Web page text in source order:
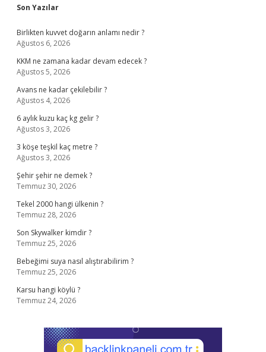
Sidebar
Son Yazılar
Birlikten kuvvet doğarın anlamı nedir ?
Ağustos 6, 2026
KKM ne zamana kadar devam edecek ?
Ağustos 5, 2026
Avans ne kadar çekilebilir ?
Ağustos 4, 2026
6 aylık kuzu kaç kg gelir ?
Ağustos 3, 2026
3 köşe teşkil kaç metre ?
Ağustos 3, 2026
Şehir şehir ne demek ?
Temmuz 30, 2026
Tekel 2000 hangi ülkenin ?
Temmuz 28, 2026
Son Skywalker kimdir ?
Temmuz 25, 2026
Bebeğimi suya nasıl alıştırabilirim ?
Temmuz 25, 2026
Karsu hangi köylü ?
Temmuz 24, 2026